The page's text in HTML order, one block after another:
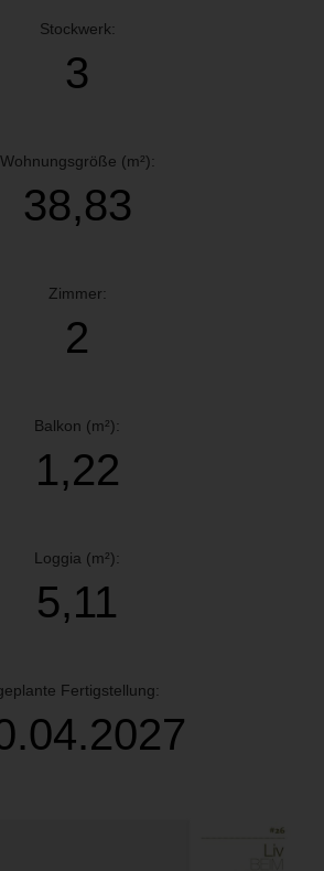
Stockwerk:
3
Wohnungsgröße (m²):
38,83
Zimmer:
2
Balkon (m²):
1,22
Loggia (m²):
5,11
Fertigstellung: